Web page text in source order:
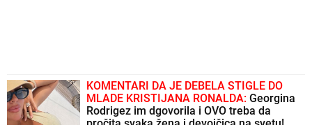
KOMENTARI DA JE DEBELA STIGLE DO
MLADE KRISTIJANA RONALDA: Georgina
Rodrigez im dgovorila i OVO treba da